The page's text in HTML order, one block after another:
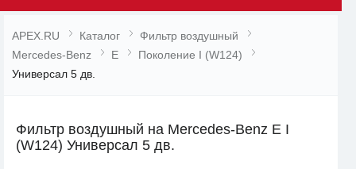
APEX.RU Каталог
Фильтр воздушный
Mercedes-Benz
E
Поколение I (W124)
Универсал 5 дв.
Фильтр воздушный на Mercedes-Benz E I
(W124) Универсал 5 дв.